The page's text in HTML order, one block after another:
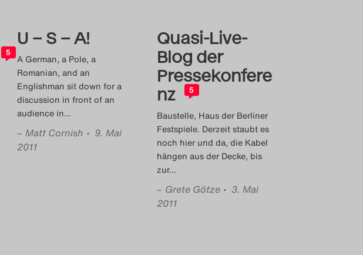
5
U – S – A!
A German, a Pole, a
Romanian, and an
Englishman sit down for a
discussion in front of an
audience in…
– Matt Cornish • 9. Mai
2011
Quasi-Live-
Blog der
Pressekonfere
nz
5
Baustelle, Haus der Berliner
Festspiele. Derzeit staubt es
noch hier und da, die Kabel
hängen aus der Decke, bis
zur…
– Grete Götze • 3. Mai
2011